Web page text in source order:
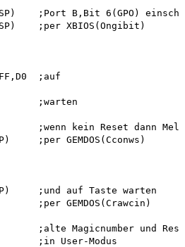
;Port B,Bit 6(GPO)
;per XBIOS(Ongibit)
;auf
;warten
;wenn kein Reset dann
;per GEMDOS(Cconws)
;und auf Taste warten
;per GEMDOS(Crawcin)
;alte Magicnumber und
;in User-Modus